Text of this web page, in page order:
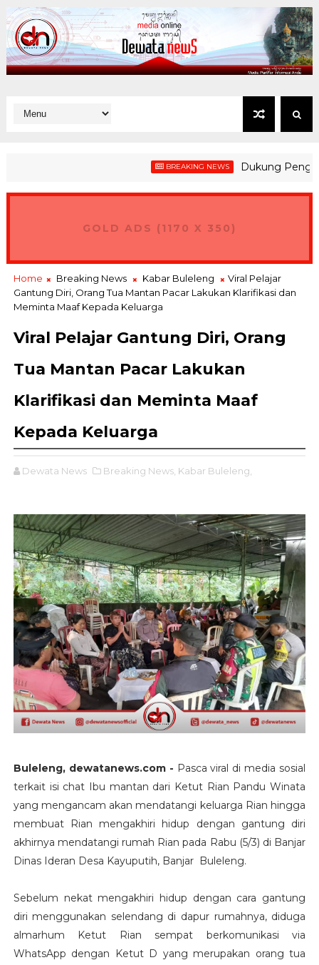
BREAKING NEWS Dukung Penguatan
GOLD ADS (1170 X 350)
Home Breaking News Kabar Buleleng
Viral Pelajar
Gantung Diri, Orang Tua Mantan Pacar Lakukan Klarifikasi dan
Meminta Maaf Kepada Keluarga
Viral Pelajar Gantung Diri, Orang
Tua Mantan Pacar Lakukan
Klarifikasi dan Meminta Maaf
Kepada Keluarga
Dewata News Breaking News, Kabar Buleleng,
Buleleng, dewatanews.com - Pasca viral di media sosial
terkait isi chat Ibu mantan dari Ketut Rian Pandu Winata
yang mengancam akan mendatangi keluarga Rian hingga
membuat Rian mengakhiri hidup dengan gantung diri
akhirnya mendatangi rumah Rian pada Rabu (5/3) di Banjar
Dinas Ideran Desa Kayuputih, Banjar Buleleng.
Sebelum nekat mengakhiri hidup dengan cara gantung
diri menggunakan selendang di dapur rumahnya, diduga
almarhum Ketut Rian sempat berkomunikasi via
WhatsApp dengan Ketut D yang merupakan orang tua